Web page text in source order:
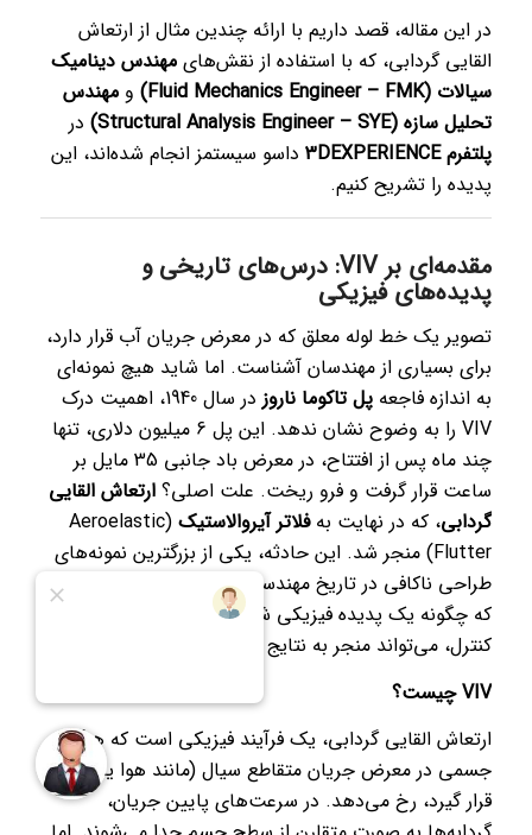
در این مقاله، قصد داریم با ارائه چندین مثال از ارتعاش
القایی گردابی، که با استفاده از نقش‌های مهندس دینامیک
سیالات (Fluid Mechanics Engineer – FMK)
و مهندس
تحلیل سازه (Structural Analysis Engineer – SYE)
در
پلتفرم 3DEXPERIENCE
داسو سیستمز انجام شده‌اند، این
پدیده را تشریح کنیم.
مقدمه‌ای بر VIV: درس‌های تاریخی و
پدیده‌های فیزیکی
تصویر یک خط لوله معلق که در معرض جریان آب قرار دارد،
برای بسیاری از مهندسان آشناست. اما شاید هیچ نمونه‌ای
به اندازه فاجعه پل تاکوما ناروز
در سال 1940، اهمیت درک
VIV را به وضوح نشان ندهد. این پل 6 میلیون دلاری، تنها
چند ماه پس از افتتاح، در معرض باد جانبی 35 مایل بر
ساعت قرار گرفت و فرو ریخت. علت اصلی؟ ارتعاش القایی
گردابی، که در نهایت بهفلاتر آیروالاستیک (Aeroelastic
Flutter) منجر شد. این حادثه، یکی از بزرگترین نمونه‌های
طراحی ناکافی در تاریخ مهندسی سازه است و تاکید می‌کند
که چگونه یک پدیده فیزیکی شناخته شده، در صورت عدم
کنترل، می‌تواند منجر به نتایج ویرانگر شود.
VIV چیست؟
ارتعاش القایی گردابی، یک فرآیند فیزیکی است که هرگاه
جسمی در معرض جریان متقاطع سیال (مانند هوا یا آب)
قرار گیرد، رخ می‌دهد. در سرعت‌های پایین جریان،